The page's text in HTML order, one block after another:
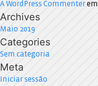
A WordPress Commenterem
Archives
Maio 2019
Categories
Sem categoria
Meta
Iniciar sessão